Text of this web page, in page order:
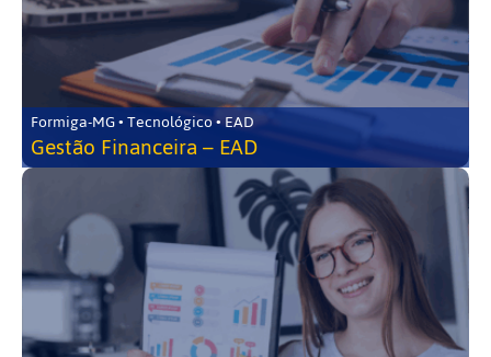
Formiga-MG • Tecnológico • EAD
Gestão Financeira – EAD